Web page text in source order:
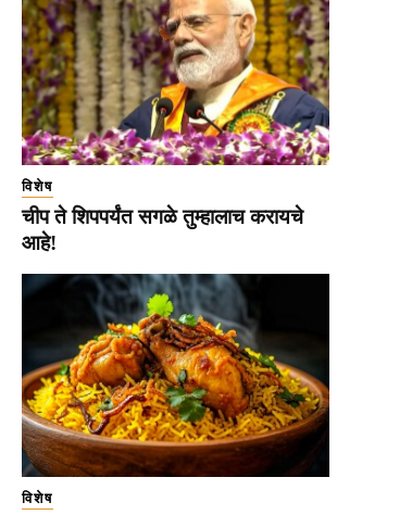
विशेष
चीप ते शिपपर्यंत सगळे तुम्हालाच करायचे
आहे!
विशेष